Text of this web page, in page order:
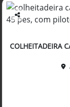
Co
arti
lhe
COLHEITADEIRA